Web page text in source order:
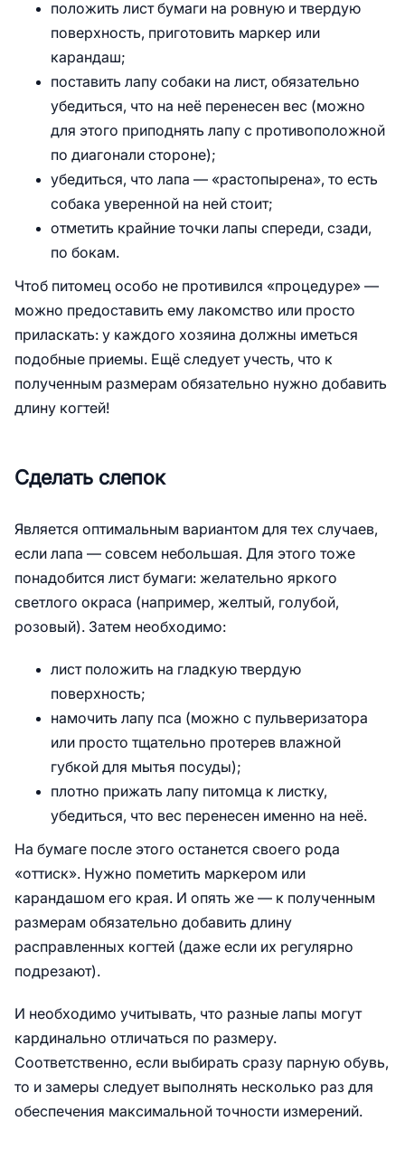
положить лист бумаги на ровную и твердую
поверхность, приготовить маркер или
карандаш;
поставить лапу собаки на лист, обязательно
убедиться, что на неё перенесен вес (можно
для этого приподнять лапу с противоположной
по диагонали стороне);
убедиться, что лапа — «растопырена», то есть
собака уверенной на ней стоит;
отметить крайние точки лапы спереди, сзади,
по бокам.
Чтоб питомец особо не противился «процедуре» —
можно предоставить ему лакомство или просто
приласкать: у каждого хозяина должны иметься
подобные приемы. Ещё следует учесть, что к
полученным размерам обязательно нужно добавить
длину когтей!
Сделать слепок
Является оптимальным вариантом для тех случаев,
если лапа — совсем небольшая. Для этого тоже
понадобится лист бумаги: желательно яркого
светлого окраса (например, желтый, голубой,
розовый). Затем необходимо:
лист положить на гладкую твердую
поверхность;
намочить лапу пса (можно с пульверизатора
или просто тщательно протерев влажной
губкой для мытья посуды);
плотно прижать лапу питомца к листку,
убедиться, что вес перенесен именно на неё.
На бумаге после этого останется своего рода
«оттиск». Нужно пометить маркером или
карандашом его края. И опять же — к полученным
размерам обязательно добавить длину
расправленных когтей (даже если их регулярно
подрезают).
И необходимо учитывать, что разные лапы могут
кардинально отличаться по размеру.
Соответственно, если выбирать сразу парную обувь,
то и замеры следует выполнять несколько раз для
обеспечения максимальной точности измерений.